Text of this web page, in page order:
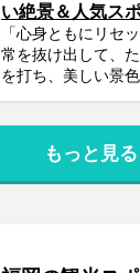
い絶景＆人気ス
「心身ともにリセ
常を抜け出して、
を打ち、美しい景
分という抜群のア
た都市の楽しみと
最新トレンドから
もっと見る